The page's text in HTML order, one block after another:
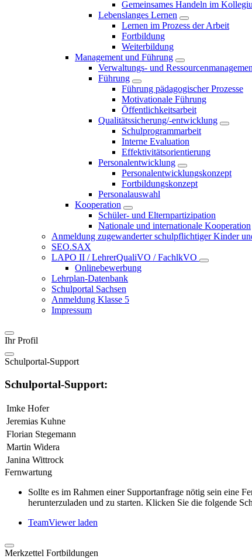
Gemeinsames Handeln im
Lebenslanges Lernen
Lernen im Prozess der Arbeit
Fortbildung
Weiterbildung
Management und Führung
Verwaltungs- und
Führung
Führung pädagogischer Prozesse
Motivationale Führung
Öffentlichkeitsarbeit
Qualitätssicherung/-entwicklung
Schulprogrammarbeit
Interne Evaluation
Effektivitätsorientierung
Personalentwicklung
Personalentwicklungskonzept
Fortbildungskonzept
Personalauswahl
Kooperation
Schüler- und Elternpartizipation
Nationale und internationale Kooperation
Anmeldung zugewanderter schulpflichtiger Kinder
SEO.SAX
LAPO II / LehrerQualiVO / FachlkVO
Onlinebewerbung
Lehrplan-Datenbank
Schulportal Sachsen
Anmeldung Klasse 5
Impressum
Ihr Profil
Schulportal-Support
Schulportal-Support:
Imke Hofer
Jeremias Kuhne
Florian Stegemann
Martin Widera
Janina Wittrock
Fernwartung
Sollte es im Rahmen einer Supportanfrage nötig sein eine
herunterzuladen und zu starten. Klicken Sie die folgende
TeamViewer laden
Merkzettel Fortbildungen